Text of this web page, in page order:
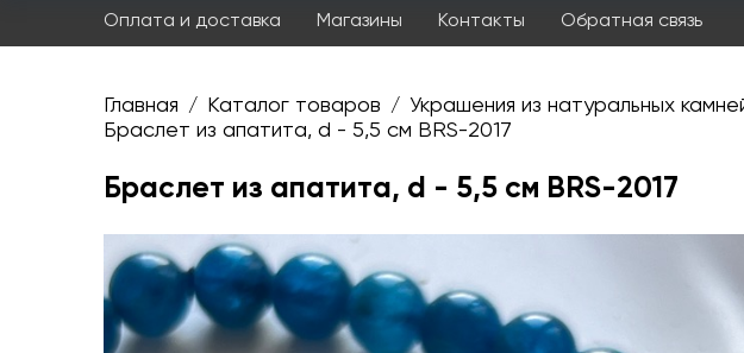
Оплата и доставка Магазины Контакты Обратная связь
Главная / Каталог товаров / Украшения из натуральных
Браслет из апатита, d - 5,5 см BRS-2017
Браслет из апатита, d - 5,5 см BRS-2017